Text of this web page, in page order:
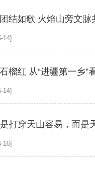
结如歌 火焰山旁文脉
14]
14]
打穿天山容易，而是
16]